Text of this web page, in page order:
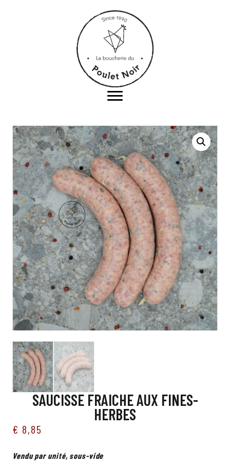
SAUCISSE FRAICHE AUX FINES-
HERBES
€ 8,85
Vendu par unité, sous-vide